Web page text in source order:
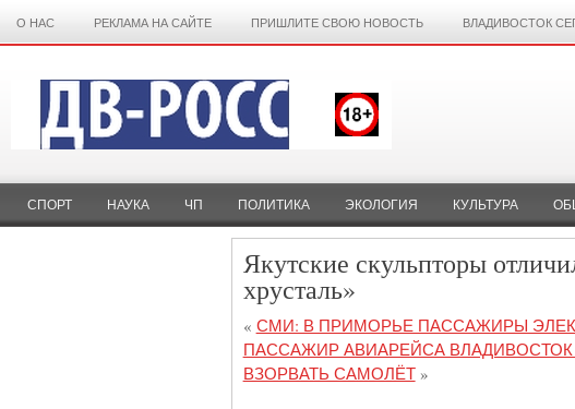
О НАС РЕКЛАМА НА САЙТЕ ПРИШЛИТЕ СВОЮ НОВОСТЬ ВЛАДИВОСТОК
СПОРТ НАУКА ЧП ПОЛИТИКА ЭКОЛОГИЯ КУЛЬТУРА
Якутские скульпторы
хрусталь»
« СМИ: В ПРИМОРЬЕ ПАССАЖИРЫ
ПАССАЖИР АВИАРЕЙСА
ВЗОРВАТЬ САМОЛЁТ»